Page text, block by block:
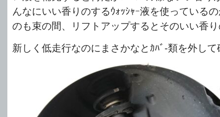
んなにいい香りのするｳｫｯｼｬｰ液を使っている
のも束の間、リフトアップするとそのいい香
新しく低走行なのにまさかなとｶﾊﾞ-類を外し